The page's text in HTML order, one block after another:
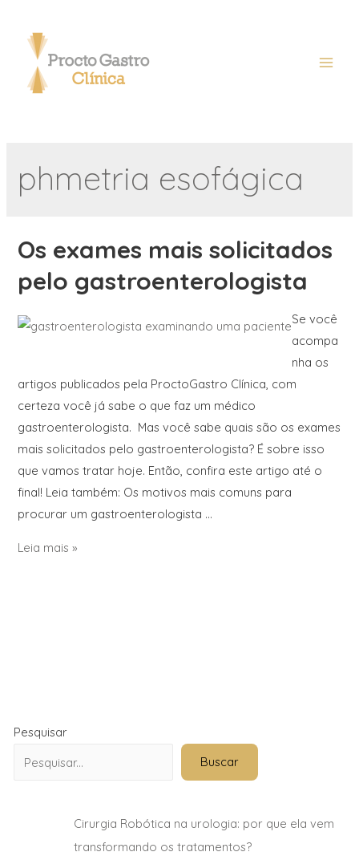
phmetria esofágica
Os exames mais solicitados
pelo gastroenterologista
Se você
acompa
nha os
artigos publicados pela ProctoGastro Clínica, com
certeza você já sabe o que faz um médico
gastroenterologista. Mas você sabe quais são os exames
mais solicitados pelo gastroenterologista? É sobre isso
que vamos tratar hoje. Então, confira este artigo até o
final! Leia também: Os motivos mais comuns para
procurar um gastroenterologista …
Leia mais »
Pesquisar
Buscar
Cirurgia Robótica na urologia: por que ela vem
transformando os tratamentos?